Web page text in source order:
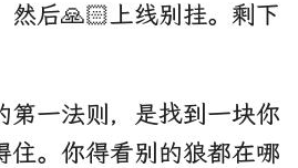
然后🙏🏻上线别挂。剩下
第一法则，是找到一块你
住。你得看别的狼都在哪